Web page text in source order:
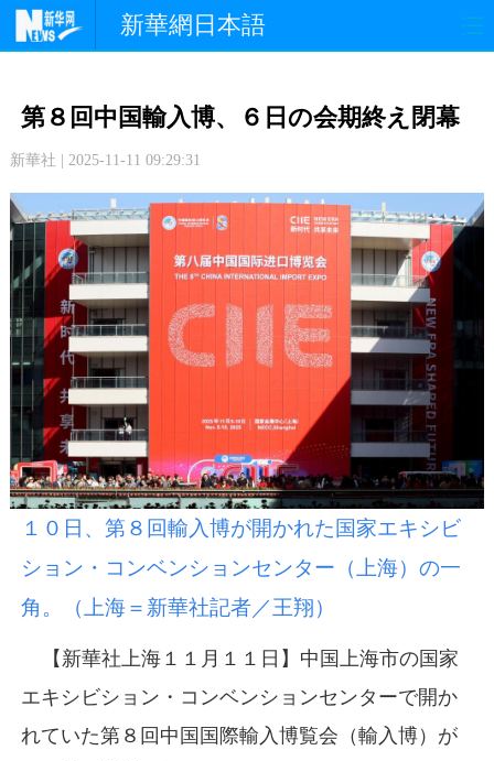
新華網日本語
中日交流 国 際 特 集
写 真
第８回中国輸入博、６日の会期終え閉幕
新華社 | 2025-11-11 09:29:31
１０日、第８回輸入博が開かれた国家エキシビ
ション・コンベンションセンター（上海）の一
角。（上海＝新華社記者／王翔）
【新華社上海１１月１１日】中国上海市の国家
エキシビション・コンベンションセンターで開か
れていた第８回中国国際輸入博覧会（輸入博）が